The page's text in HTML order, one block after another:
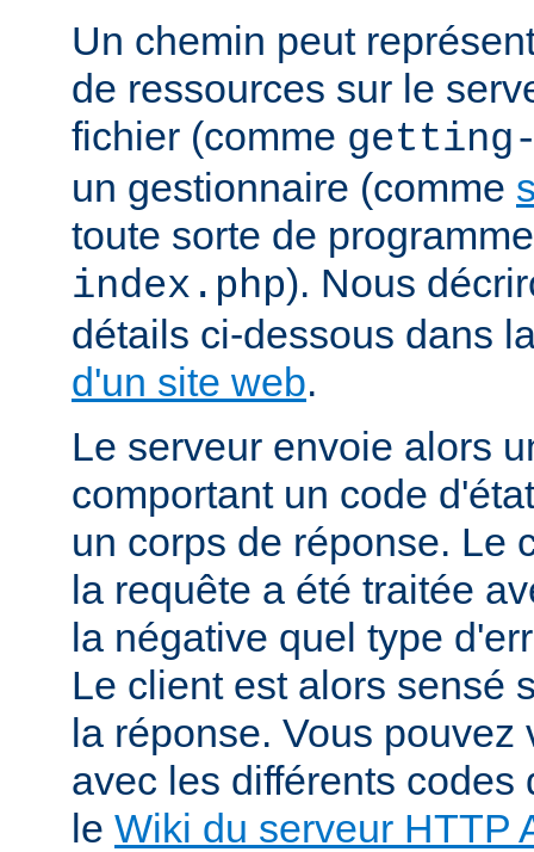
Un chemin peut
de ressources sur le
fichier (comme
un gestionnaire (comme
toute sorte de
index.php). Nous
détails ci-dessous dans
d'un site web.
Le serveur envoie alors
comportant un code
un corps de réponse. Le
la requête a été traitée
la négative quel type
Le client est alors sensé
la réponse. Vous pouvez
avec les différents codes
le Wiki du serveur HTTP